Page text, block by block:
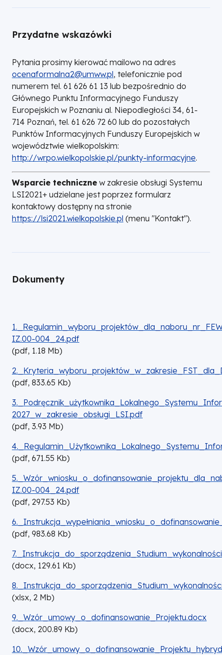
Przydatne wskazówki
Pytania prosimy kierować mailowo na adres
ocenaformalna2@umww.pl, telefonicznie pod
numerem tel. 61 626 61 13 lub bezpośrednio do
Głównego Punktu Informacyjnego Funduszy
Europejskich w Poznaniu al. Niepodległości 34, 61-
714 Poznań, tel. 61 626 72 60 lub do pozostałych
Punktów Informacyjnych Funduszy Europejskich w
województwie wielkopolskim:
http://wrpo.wielkopolskie.pl/punkty-informacyjne.
Wsparcie techniczne w zakresie obsługi Systemu
LSI2021+ udzielane jest poprzez formularz
kontaktowy dostępny na stronie
https://lsi2021.wielkopolskie.pl (menu "Kontakt").
Dokumenty
DOKUMENT
IZ.00-004_24.pdf
(pdf, 1.18 Mb)
DOKUMENT
(pdf, 833.65 Kb)
DOKUMENT
2027_w_zakresie_obsługi_LSI.pdf
(pdf, 3.93 Mb)
DOKUMENT
(pdf, 671.55 Kb)
DOKUMENT
IZ.00-004_24.pdf
(pdf, 297.53 Kb)
DOKUMENT
(pdf, 983.68 Kb)
DOKUMENT
(docx, 129.61 Kb)
DOKUMENT
(xlsx, 2 Mb)
DOKUMENT
9._Wzór_umowy_o_dofinansowanie_Projektu.docx
(docx, 200.89 Kb)
DOKUMENT